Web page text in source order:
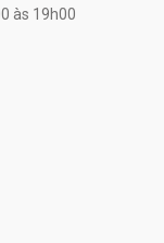
às 19h00